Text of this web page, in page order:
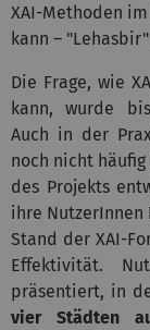
XAI-Methoden
kann –
Die Frage, wie
kann, wurde
Auch in der
noch nicht
des Projekts
ihre
Stand der XAI-
Effektivität.
präsentiert, in
vier Städten